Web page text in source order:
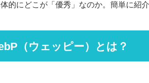
的にどこが「優秀」なのか。簡単に紹
（ウェッピー）とは？